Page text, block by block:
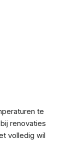
te
renovaties
volledig wil